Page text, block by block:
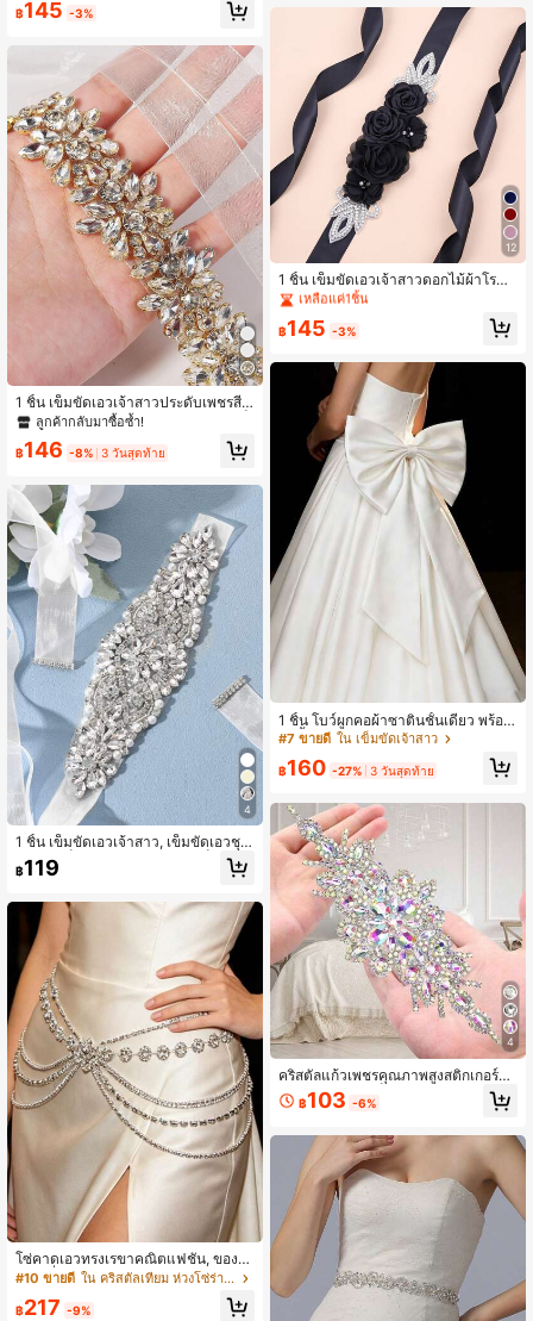
เข็มขัดแต่งงานสไตล์ยุโรปและอเมริกา
฿145 -3%
1 ชิ้น เข็มขัดเอวเจ้าสาวประดับเพชรสีท
อง ผ้าทูลล์, อุปกรณ์เสริมชุดแต่งงาน เข็
มขัดเอว, เข็มขัดเอวเพชรสีทองแชมเป
ญหรูหราแบบฝรั่งเศส, อุปกรณ์เสริมเข็ม
ขัดเอวเจ้าสาวประดับเพชรสีทอง, อุปกร
ณ์เสริมชุดแต่งงานผ้าทูลล์
ลูกค้ากลับมาซื้อซ้ำ!
฿146 -8% 3 วันสุดท้าย
4
1 ชิ้น เข็มขัดเอวเจ้าสาว, เข็มขัดเอวชุด
ผู้หญิง, เข็มขัดเอวชุดเจ้าสาว, เข็มขัดเอ
วคริสตัล & เพชร
฿119
โซ่คาดเอวทรงเรขาคณิตแฟชั่น, ของข
วัญเครื่องประดับร่างกายพังก์ระยิบระยั
สำหรับไนท์คลับ
#10 ขายดี ใน คริสตัลเทียม ห่วงโซ่ร่างกายผู้หญิง
฿217 -9%
12
1 ชิ้น เข็มขัดเอวเจ้าสาวดอกไม้ผ้าโรแม
นติกทำด้วยมือประดับคริสตัลตกแต่งชุด
แต่งงาน อุปกรณ์ถ่ายภาพคนท้อง
ลูกค้ากลับมาซื้อซ้ำ!
เหลือแค่1ชิ้น
ลูกค้ากลับมาซื้อซ้ำ!
เหลือแค่1ชิ้น
ลูกค้ากลับมาซื้อซ้ำ!
เหลือแค่1ชิ้น
ลูกค้ากลับมาซื้อซ้ำ!
เหลือแค่1ชิ้น
฿145 -3%
1 ชิ้น โบว์ผูกคอผ้าซาตินชั้นเดียว พร้อม
ริบบิ้นยาว 39 ซม.+ มีตัวเลือกหลายสี เ
ปกรณ์เสริมชุด งานวันเกิด
#7 ขายดี ใน เข็มขัดเจ้าสาว
฿160 -27% 3 วันสุดท้าย
4
คริสตัลแก้วเพชรคุณภาพสูงสติกเกอร์พล
อยเทียมทำมือ, เข็มขัดคาดเอวเจ้าสาว,
สติกเกอร์เพชรกาวร้อน, ของตกแต่งงาน
มือ DIY
฿103 -6%